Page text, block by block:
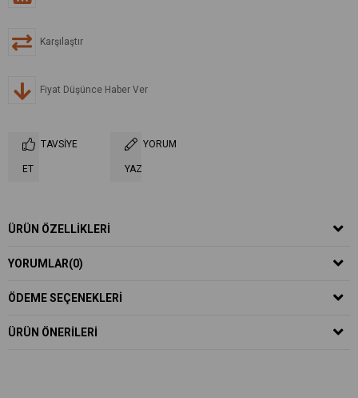
Karşılaştır
Fiyat Düşünce Haber Ver
TAVSIYE
ET
YORUM
YAZ
ÜRÜN ÖZELLIKLERI
YORUMLAR(0)
ÖDEME SEÇENEKLERI
ÜRÜN ÖNERILERI